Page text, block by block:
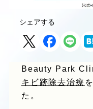
シェアする
Beauty Park
キビ跡除去治療
た。